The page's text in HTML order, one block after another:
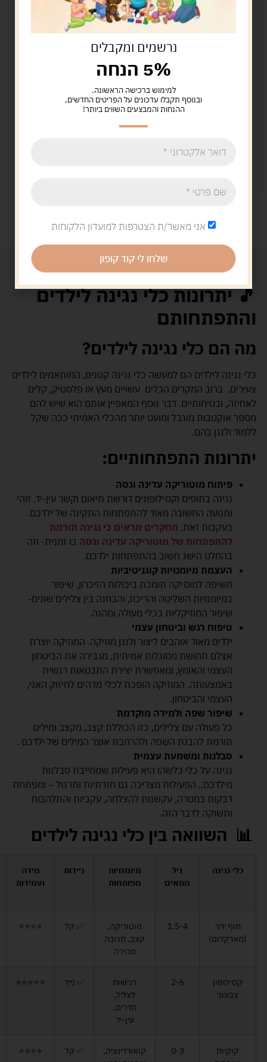
מערכת תופים
הראשונה שלי
הוספה לסל
🎵 יתרונות כלי נגינה לילדים
והתפתחותם
מה הם כלי נגינה לילדים?
כלי נגינה לילדים הם למעשה כלי נגינה קטנים, המותאמים לילדים
צעירים. ברוב המקרים הכלים עשויים מעץ או פלסטיק, קלים
לאחיזה, ובטיחותיים. דבר נוסף המאפיין אותם הוא שיש להם
מספר אוקטבות מוגבל ומועט יותר מהכלי האמיתי ככה שקל
ללמוד ולנגן בהם.
יתרונות התפתחותיים:
פיתוח מוטוריקה עדינה וגסה
נגינה בתופים וקסילופונים דורשת תיאום וקשר עין-יד. זוהי
ותנועה החשובה מאוד להתפתחות התקינה של ילדכם.
בעקבות זאת, מחקרים מראים כי נגינה תורמת
להתפתחות של מוטוריקה עדינה וגסה בו זמנית- וזה
בהחלט הישג חשוב בהתפתחות ילדכם.
העצמת מיומנויות קוגניטיביות
חשיפה למוסיקה תומכת ביכולות הזיכרון, שיפור
במיומנויות השליטה והריכוז, והבחנה בין צלילים שונים-
שיפור המוזיקליות ככלי מעולה ומהנה.
טיפוח רגש וביטחון עצמי
ילדים מאוד אוהבים ליצור ולנגן מוזיקה. המוזיקה יוצרת
אצלם תחושת מסוגלות אמיתית, מגבירה את הביטחון
העצמי והאומץ, ומאפשרת יצירת התבטאות רגשית
באמצעותה. המוזיקה הופכת לכלי מדהים לחיזוק האני,
העצמי והביטחון.
שיפור שפה ולמידה מוקדמת
כל פעולה עם צלילים, כזו הכוללת קצב, מקצב ומילים
תורמת להבנת השפה ולהרחבת אוצר המילים של ילדכם .
סבלנות ומשמעת עצמית
נגינה על כלי כלשהו היא פעילות שמחייבת סבלנות
מילדכם,. הפעילות מצריכה גם חזרתיות ותרגול – ומפתחת
דבקות במטרה, עקשנות להצלחה, עקביות והתלהבות
ותשוקה לדבר הזה.
📊 השוואה בין כלי נגינה לילדים
כלי נגינה
גיל
מתאים
מיומנויות
מפותחות
ניידות
מידה
ועמידות
תוף ידני
(מארקדום)
1.5-4
מוטוריקה,
קצב, תגובה
מהירה
✅ קל ⭐️⭐️⭐️⭐️
קסילופון
צבעוני
2-6
רגישות
לצליל,
תדרים,
עין-יד
✅ נייד ⭐️⭐️⭐️⭐️⭐️
קוקיות
0-3
קואורדינציה,
✅ קל ⭐️⭐️⭐️⭐️
נרשמים ומקבלים
5% הנחה
למימוש ברכישה הראשונה.
ובנוסף תקבלו עדכונים על הפריטים החדשים,
ההנחות והמבצעים השווים ביותר!
אני מאשר/ת הצטרפות למועדון הלקוחות
שלחו לי קוד קופון